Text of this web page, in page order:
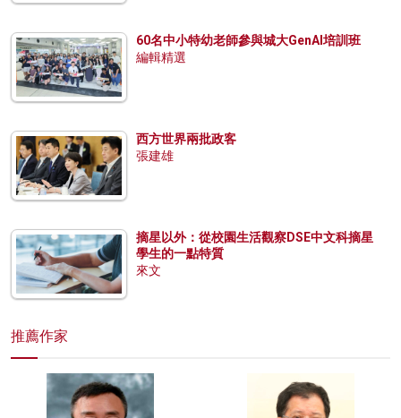
60名中小特幼老師參與城大GenAI培訓班
編輯精選
西方世界兩批政客
張建雄
摘星以外：從校園生活觀察DSE中文科摘星
學生的一點特質
來文
推薦作家